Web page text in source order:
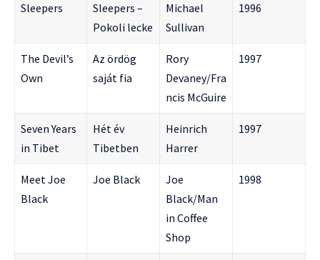
Sleepers
Sleepers –
Pokoli lecke
Michael
Sullivan
1996
The Devil’s
Own
Az ördög
saját fia
Rory
Devaney/Fra
ncis McGuire
1997
Seven Years
in Tibet
Hét év
Tibetben
Heinrich
Harrer
1997
Meet Joe
Black
Joe Black
Joe
Black/Man
in Coffee
Shop
1998